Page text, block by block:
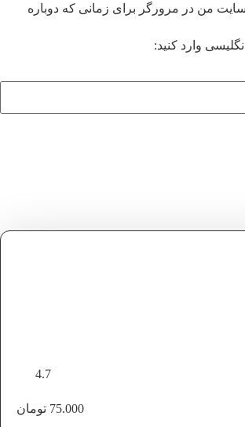
من در مرورگر برای زمانی که دوباره
وارد کنید:
4.7
75.000 تومان